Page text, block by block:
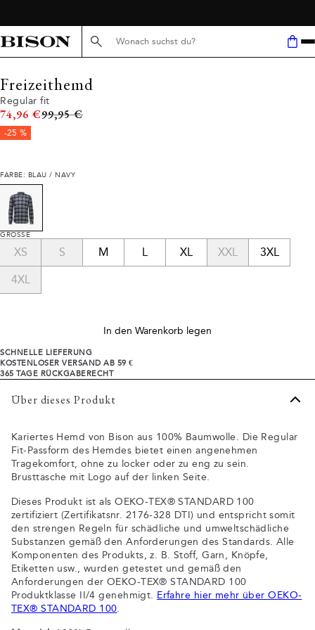
Suche hier...
Freizeithemd
Regular fit
74,96 €Ursprünglicher Preis
99,95 €
-25 %
FARBE: BLAU / NAVY
GRÖSSE
XS S M L XL XXL 3XL
4XL
In den Warenkorb legen
SCHNELLE LIEFERUNG
KOSTENLOSER VERSAND AB 59 €
365 TAGE RÜCKGABERECHT
Über dieses Produkt
Kariertes Hemd von Bison aus 100% Baumwolle. Die Regular
Fit-Passform des Hemdes bietet einen angenehmen
Tragekomfort, ohne zu locker oder zu eng zu sein.
Brusttasche mit Logo auf der linken Seite.
Dieses Produkt ist als OEKO-TEX® STANDARD 100
zertifiziert (Zertifikatsnr. 2176-328 DTI) und entspricht somit
den strengen Regeln für schädliche und umweltschädliche
Substanzen gemäß den Anforderungen des Standards. Alle
Komponenten des Produkts, z. B. Stoff, Garn, Knöpfe,
Etiketten usw., wurden getestet und gemäß den
Anforderungen der OEKO-TEX® STANDARD 100
Produktklasse II/4 genehmigt. Erfahre hier mehr über OEKO-
TEX® STANDARD 100.